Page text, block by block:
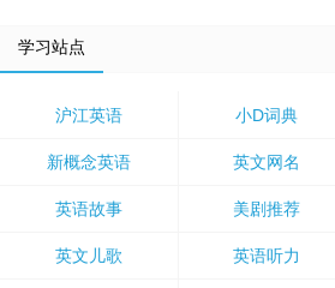
学习站点
沪江英语 小D词典
新概念英语 英文网名
英语故事 美剧推荐
英文儿歌 英语听力